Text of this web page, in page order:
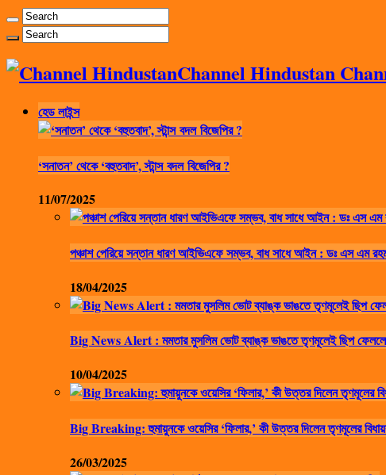
Channel Hindustan
হেড লাইন্স
‘সনাতন’ থেকে ‘বহুতবাদ’, স্টান্স বদল বিজেপির ?
11/07/2025
পঞ্চাশ পেরিয়ে সন্তান ধারণ আইভিএফে সম্ভব, বাধ সাধে আইন : ডঃ এস এম
18/04/2025
Big News Alert : মমতার মুসলিম ভোট ব্যাঙ্ক ভাঙতে তৃণমূলেই ছিপ
10/04/2025
Big Breaking: হুমায়ুনকে ওয়েসির ‘ফিলার,’ কী উত্তর দিলেন তৃণমূলের
26/03/2025